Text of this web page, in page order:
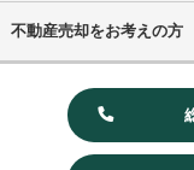
不動産売却をお考えの方